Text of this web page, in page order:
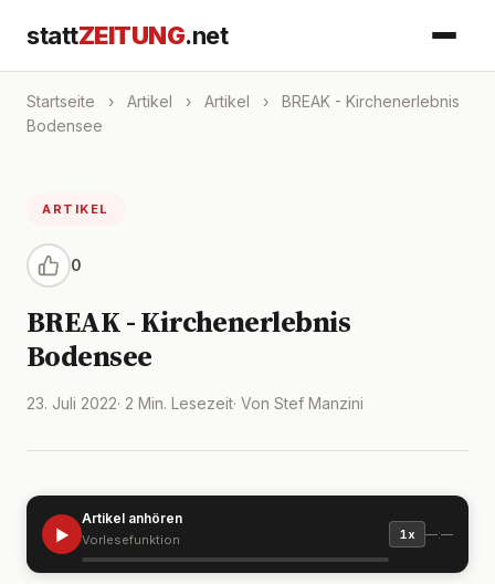
stattZEITUNG.net
Startseite › Artikel › Artikel ›
BREAK - Kirchenerlebnis
Bodensee
ARTIKEL
0
BREAK - Kirchenerlebnis
Bodensee
23. Juli 2022· 2 Min. Lesezeit· Von Stef Manzini
▶
Artikel anhören
Vorlesefunktion 1x —:—